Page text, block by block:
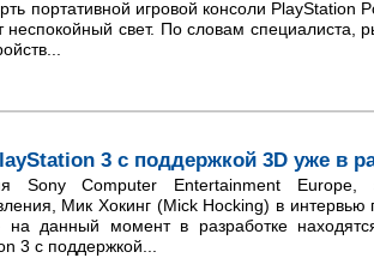
портативной игровой консоли PlayStation
неспокойный свет. По словам специалиста,
3 с поддержкой 3D уже в
Sony Computer Entertainment Europe,
Мик Хокинг (Mick Hocking) в интервью
данный момент в разработке
3 с поддержкой...